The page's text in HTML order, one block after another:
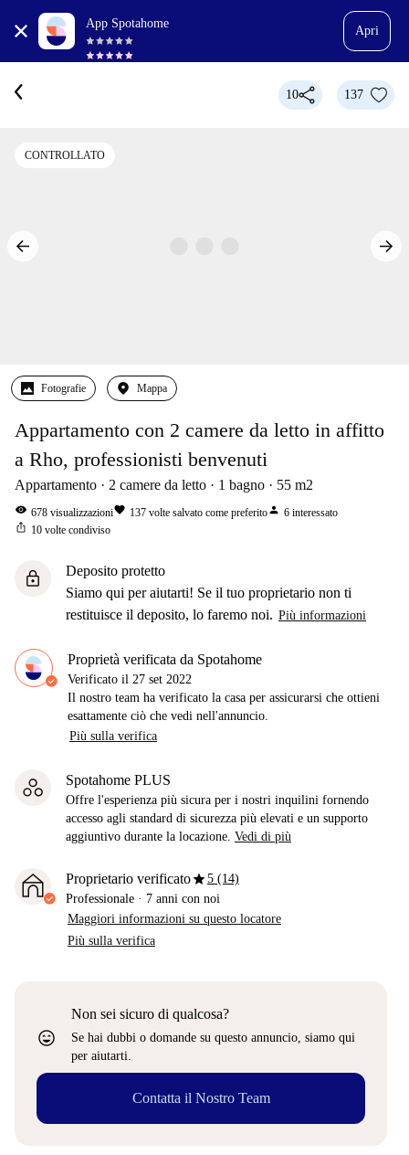
App Spotahome
Apri
10 137
CONTROLLATO
Fotografie Mappa
Appartamento con 2 camere da letto in affitto
a Rho, professionisti benvenuti
Appartamento 2 camere da letto 1 bagno 55 m2
visibility 678 visualizzazionifavorite 137 volte salvato come preferitoperson 6 interessato
ios_share 10 volte condiviso
lock
Deposito protetto
Siamo qui per aiutarti! Se il tuo proprietario non ti
restituisce il deposito, lo faremo noi. Più informazioni
Proprietà verificata da Spotahome
Verificato il 27 set 2022
Il nostro team ha verificato la casa per assicurarsi che ottieni
esattamente ciò che vedi nell'annuncio.
Più sulla verifica
Spotahome PLUS
Offre l'esperienza più sicura per i nostri inquilini fornendo
accesso agli standard di sicurezza più elevati e un supporto
aggiuntivo durante la locazione. Vedi di più
Proprietario verificatostar5 (14)
Professionale · 7 anni con noi
Maggiori informazioni su questo locatore
Più sulla verifica
sentiment_very_satisfied
Non sei sicuro di qualcosa?
Se hai dubbi o domande su questo annuncio, siamo qui
per aiutarti.
Contatta il Nostro Team